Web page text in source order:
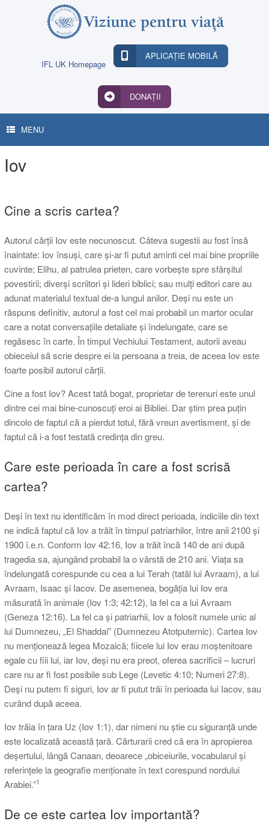
IFL UK Homepage
APLICAȚIE MOBILĂ
DONAȚII
MENU
Iov
Cine a scris cartea?
Autorul cărții Iov este necunoscut. Câteva sugestii au fost însă
înaintate: Iov însuși, care și-ar fi putut aminti cel mai bine propriile
cuvinte; Elihu, al patrulea prieten, care vorbește spre sfârșitul
povestirii; diverși scriitori și lideri biblici; sau mulți editori care au
adunat materialul textual de-a lungul anilor. Deși nu este un
răspuns definitiv, autorul a fost cel mai probabil un martor ocular
care a notat conversațiile detaliate și îndelungate, care se
regăsesc în carte. În timpul Vechiului Testament, autorii aveau
obieceiul să scrie despre ei la persoana a treia, de aceea Iov este
foarte posibil autorul cărții.
Cine a fost Iov? Acest tată bogat, proprietar de terenuri este unul
dintre cei mai bine-cunoscuți eroi ai Bibliei. Dar știm prea puțin
dincolo de faptul că a pierdut totul, fără vreun avertisment, și de
faptul că i-a fost testată credința din greu.
Care este perioada în care a fost scrisă
cartea?
Deși în text nu identificăm în mod direct perioada, indiciile din text
ne indică faptul că Iov a trăit în timpul patriarhilor, între anii 2100 și
1900 î.e.n. Conform Iov 42:16, Iov a trăit încă 140 de ani după
tragedia sa, ajungând probabil la o vârstă de 210 ani. Viața sa
îndelungată corespunde cu cea a lui Terah (tatăl lui Avraam), a lui
Avraam, Isaac și Iacov. De asemenea, bogăția lui Iov era
măsurată în animale (Iov 1:3; 42:12), la fel ca a lui Avraam
(Geneza 12:16). La fel ca și patriarhii, Iov a folosit numele unic al
lui Dumnezeu, „El Shaddai” (Dumnezeu Atotputernic). Cartea Iov
nu menționează legea Mozaică; fiicele lui Iov erau moștenitoare
egale cu fiii lui, iar Iov, deși nu era preot, oferea sacrificii – lucruri
care nu ar fi fost posibile sub Lege (Levetic 4:10; Numeri 27:8).
Deși nu putem fi siguri, Iov ar fi putut trăi în perioada lui Iacov, sau
curând după aceea.
Iov trăia în țara Uz (Iov 1:1), dar nimeni nu știe cu siguranță unde
este localizată această țară. Cărturarii cred că era în apropierea
deșertului, lângă Canaan, deoarece „obiceiurile, vocabularul și
referințele la geografie menționate în text corespund nordului
Arabiei.”1
De ce este cartea Iov importantă?